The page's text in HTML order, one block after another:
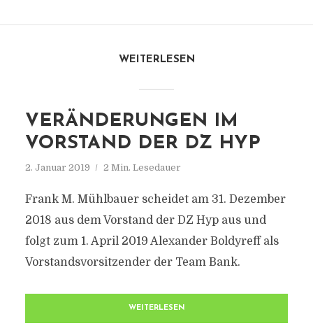
WEITERLESEN
VERÄNDERUNGEN IM
VORSTAND DER DZ HYP
2. Januar 2019 2 Min. Lesedauer
Frank M. Mühlbauer scheidet am 31. Dezember
2018 aus dem Vorstand der DZ Hyp aus und
folgt zum 1. April 2019 Alexander Boldyreff als
Vorstandsvorsitzender der Team Bank.
WEITERLESEN